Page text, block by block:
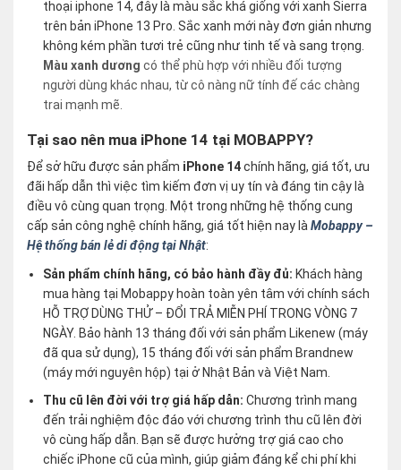
thoại iphone 14, đây là màu sắc khá giống với xanh Sierra
trên bản iPhone 13 Pro. Sắc xanh mới này đơn giản nhưng
không kém phần tươi trẻ cũng như tinh tế và sang trọng.
Màu xanh dương có thể phù hợp với nhiều đối tượng
người dùng khác nhau, từ cô nàng nữ tính đế các chàng
trai mạnh mẽ.
Tại sao nên mua iPhone 14 tại MOBAPPY?
Để sở hữu được sản phẩm iPhone 14chính hãng, giá tốt, ưu
đãi hấp dẫn thì việc tìm kiếm đơn vị uy tín và đáng tin cậy là
điều vô cùng quan trọng. Một trong những hệ thống cung
cấp sản công nghệ chính hãng, giá tốt hiện nay làMobappy –
Hệ thống bán lẻ di động tại Nhật:
Sản phẩm chính hãng, có bảo hành đầy đủ: Khách hàng
mua hàng tại Mobappy hoàn toàn yên tâm với chính sách
HỖ TRỢ DÙNG THỬ – ĐỔI TRẢ MIỄN PHÍ TRONG VÒNG 7
NGÀY. Bảo hành 13 tháng đối với sản phẩm Likenew (máy
đã qua sử dụng), 15 tháng đối với sản phẩm Brandnew
(máy mới nguyên hộp) tại ở Nhật Bản và Việt Nam.
Thu cũ lên đời với trợ giá hấp dẫn:Chương trình mang
đến trải nghiệm độc đáo với chương trình thu cũ lên đời
vô cùng hấp dẫn. Bạn sẽ được hưởng trợ giá cao cho
chiếc iPhone cũ của mình, giúp giảm đáng kể chi phí khi